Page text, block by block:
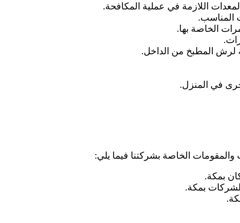
اللازمة في عملية المكافحة.
المناسب.
الخاصة بها.
لرش المطبخ من الداخل.
في المنزل.
والمقومات الخاصة بشركتنا فيما يلي:
بمكة.
بمكة.